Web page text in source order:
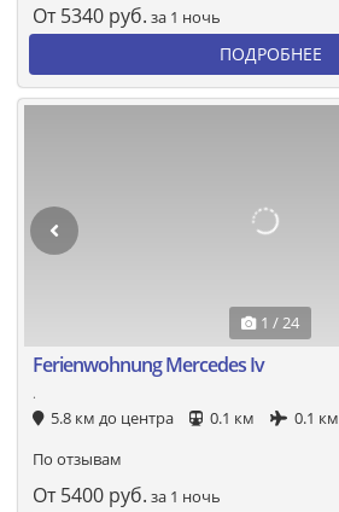
От 5340 руб. за 1 ночь
ПОДРОБНЕЕ
1 / 24
Ferienwohnung Mercedes Iv
.
5.8 км до центра 0.1 км
0.1 км
По отзывам
От 5400 руб. за 1 ночь